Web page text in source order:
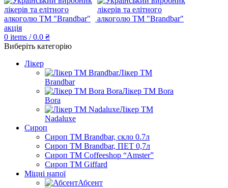
акція
0 items / 0.0 ₴
Виберіть категорію
Лікер
Лікер ТМ
Brandbar
Лікер ТМ Bora
Bora
Лікер ТМ
Nadaluxe
Сироп
Сироп TM Brandbar, скло 0.7л
Сироп TM Brandbar, ПЕТ 0,7л
Сироп TM Coffeeshop “Amster”
Сироп TM Giffard
Міцні напої
Абсент